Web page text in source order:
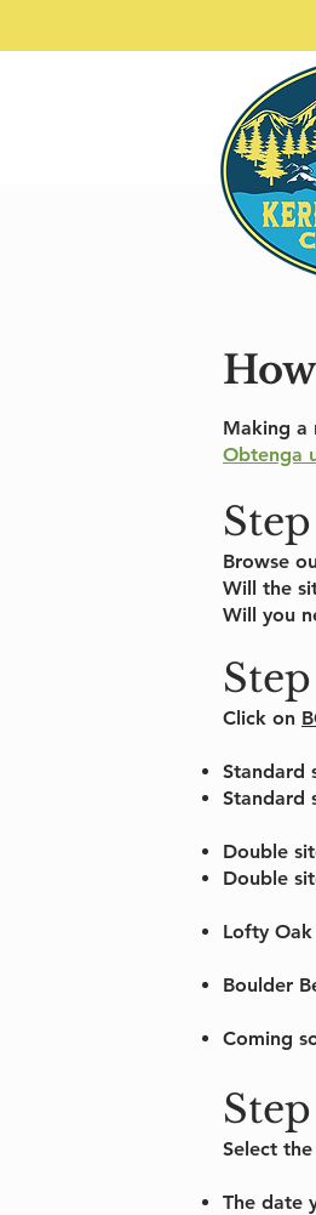
Making a
Obtenga
Browse
Will the
Will you
Click on
Standard
Standard
Double
Double
Lofty Oak
Boulder
Coming
Select
The date